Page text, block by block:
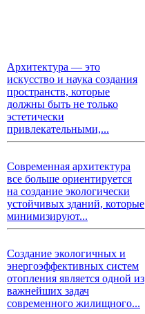
Архитектура — это
искусство и наука создания
пространств, которые
должны быть не только
эстетически
привлекательными,...
Современная архитектура
все больше ориентируется
на создание экологически
устойчивых зданий, которые
минимизируют...
Создание экологичных и
энергоэффективных систем
отопления является одной из
важнейших задач
современного жилищного...